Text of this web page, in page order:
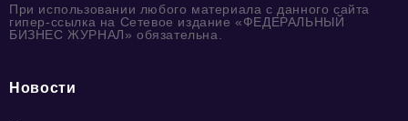
При использовании любого материала с данного сайта
гипер-ссылка на Сетевое издание «ФЕДЕРАЛЬНЫЙ
БИЗНЕС ЖУРНАЛ» обязательна.
Новости